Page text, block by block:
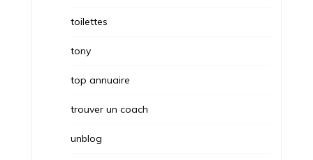
toilettes
tony
top annuaire
trouver un coach
unblog